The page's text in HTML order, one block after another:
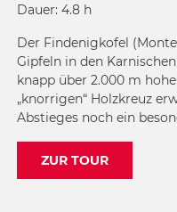
Dauer: 4.8 h
Der Findenigkofel
Gipfeln in den
knapp über 2.000 m
„knorrigen“ Holzkreuz
Abstieges noch ein
ZUR TOUR